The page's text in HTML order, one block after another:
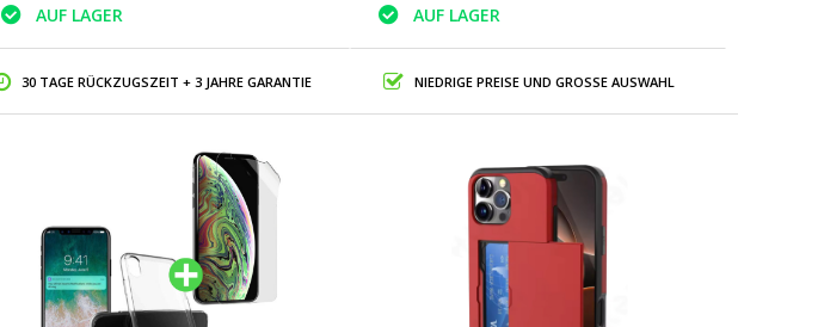
AUF LAGER
AUF LAGER
30 TAGE RÜCKZUGSZEIT + 3 JAHRE GARANTIE NIEDRIGE PREISE UND GROSSE AUSWAHL